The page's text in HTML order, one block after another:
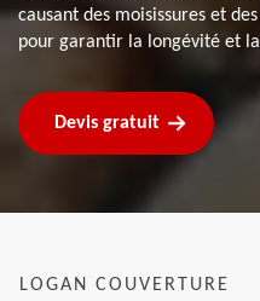
causant des moisissures et
pour garantir la longévité et
Devis gratuit
LOGAN COUVERTURE